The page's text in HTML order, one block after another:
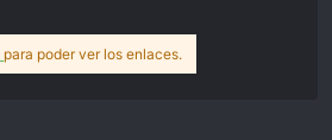
para poder ver los enlaces.